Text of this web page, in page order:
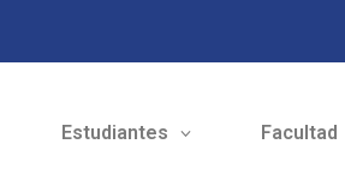
Estudiantes Facultad